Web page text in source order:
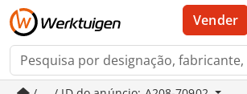
Vender